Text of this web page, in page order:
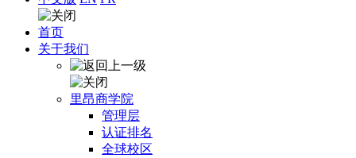
首页
关于我们
里昂商学院
管理层
认证排名
全球校区